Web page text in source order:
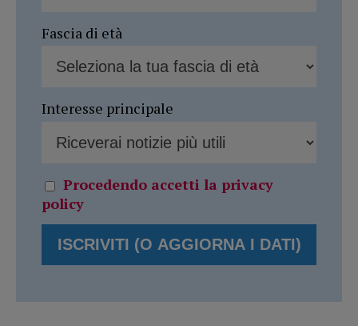
Fascia di età
Interesse principale
Procedendo accetti la privacy
policy